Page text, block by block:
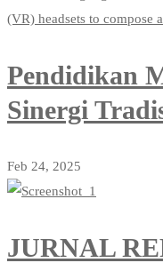
Pendidikan
Sinergi
Feb 24, 2025
JURNAL